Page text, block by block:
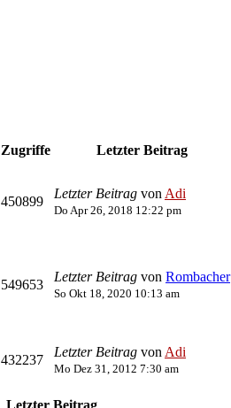
Zugriffe
Letzter Beitrag
450899
Letzter Beitrag von Adi
Do Apr 26, 2018 12:22 pm
549653
Letzter Beitrag von Rombacher
So Okt 18, 2020 10:13 am
432237
Letzter Beitrag von Adi
Mo Dez 31, 2012 7:30 am
Letzter Beitrag